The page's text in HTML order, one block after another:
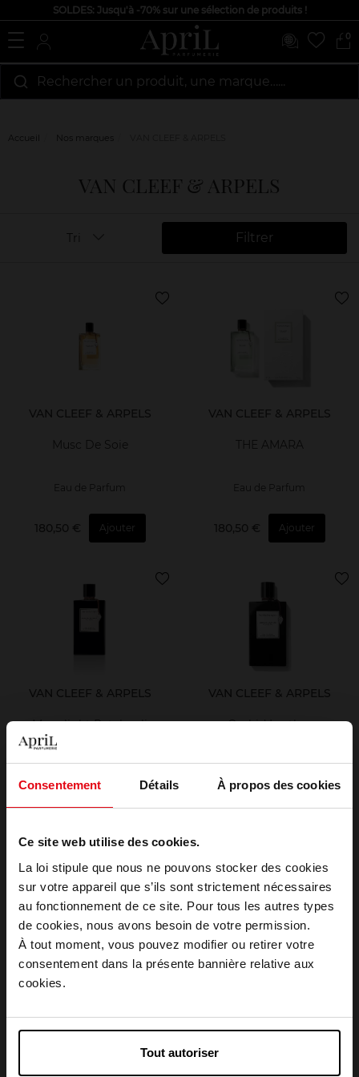
Consentement Détails À propos des cookies
Ce site web utilise des cookies.
La loi stipule que nous ne pouvons stocker des cookies
sur votre appareil que s’ils sont strictement nécessaires
au fonctionnement de ce site. Pour tous les autres types
de cookies, nous avons besoin de votre permission.
À tout moment, vous pouvez modifier ou retirer votre
consentement dans la présente bannière relative aux
cookies.
Tout autoriser
SOLDES: Jusqu'à -70% sur une sélection de produits !
0
Rechercher un produit, une marque…...
Accueil Nos marques
VAN CLEEF & ARPELS
Filtrer
Tri
VAN CLEEF & ARPELS
Musc De Soie
Eau de Parfum
180,50 € Ajouter
VAN CLEEF & ARPELS
THE AMARA
Eau de Parfum
180,50 € Ajouter
VAN CLEEF & ARPELS
Moonlight Patchouli
Eau de Parfum
180,50 € Ajouter
VAN CLEEF & ARPELS
Orchid Leather
Eau de Parfum
180,50 € Ajouter
VAN CLEEF & ARPELS
Choisissez votre pays
April Belgique